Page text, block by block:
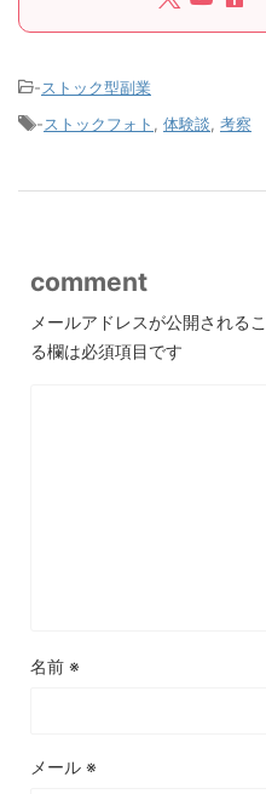
-ストック型副業
-ストックフォト 体験談 考察
comment
メールアドレスが公開される
る欄は必須項目です
名前 ※
メール ※